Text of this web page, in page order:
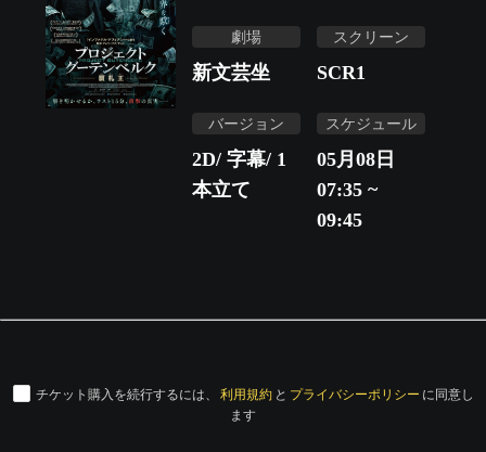
劇場
新文芸坐
スクリーン
SCR1
バージョン
2D/ 字幕/ 1
本立て
スケジュール
05月08日
07:35 ~
09:45
チケット購入を続行するには、 利用規約 と プライバシーポリシー に同意し
ます